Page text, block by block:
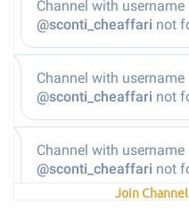
Join Channel